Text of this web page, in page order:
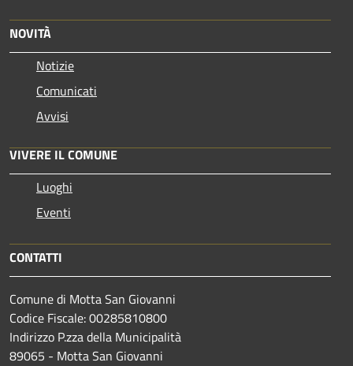
NOVITÀ
Notizie
Comunicati
Avvisi
VIVERE IL COMUNE
Luoghi
Eventi
CONTATTI
Comune di Motta San Giovanni
Codice Fiscale: 00285810800
Indirizzo P.zza della Municipalità
89065 - Motta San Giovanni